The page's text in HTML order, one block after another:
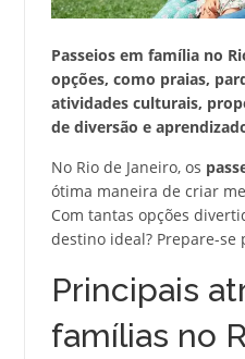
Passeios em família no
opções, como praias,
atividades culturais,
de diversão e
No Rio de Janeiro, os
ótima maneira de criar
Com tantas opções
destino ideal? Prepare-
Principais
famílias no